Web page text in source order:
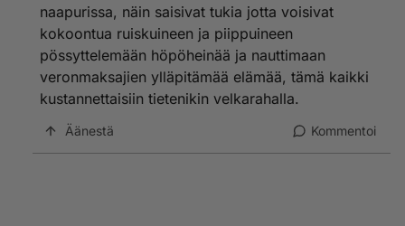
naapurissa, näin saisivat tukia jotta voisivat
kokoontua ruiskuineen ja piippuineen
pössyttelemään höpöheinää ja nauttimaan
veronmaksajien ylläpitämää elämää, tämä kaikki
kustannettaisiin tietenikin velkarahalla.
Äänestä Kommentoi